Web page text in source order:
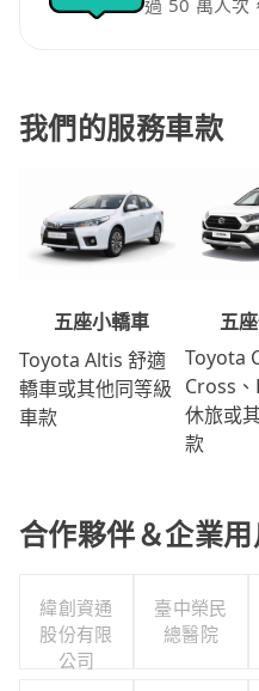
過 50 萬人次
我們的服務車款
五座小轎車
Toyota Altis 舒適
轎車或其他同等級
車款
五
Toyota
Cross、
休旅或
款
合作夥伴＆企業用
緯創資通
股份有限
公司
臺中榮民
總醫院